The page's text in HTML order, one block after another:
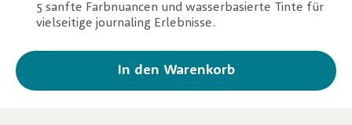
5 sanfte Farbnuancen und wasserbasierte Tinte für
vielseitige journaling Erlebnisse.
In den Warenkorb